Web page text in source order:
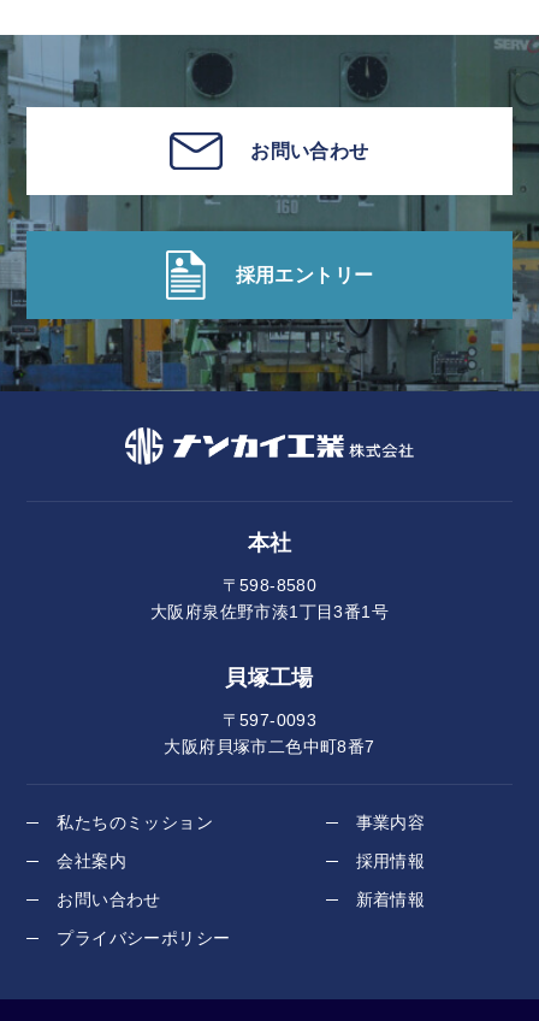
お問い合わせ
採用エントリー
本社
〒598-8580
大阪府泉佐野市湊1丁目3番1号
貝塚工場
〒597-0093
大阪府貝塚市二色中町8番7
私たちのミッション
事業内容
会社案内
採用情報
お問い合わせ
新着情報
プライバシーポリシー